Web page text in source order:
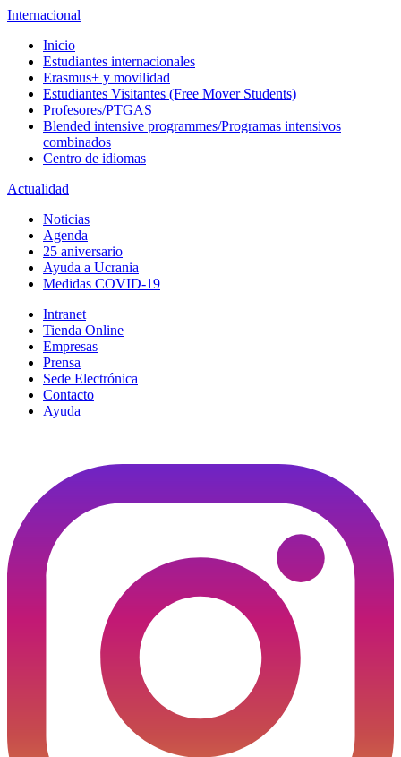
Internacional
Inicio
Estudiantes internacionales
Erasmus+ y movilidad
Estudiantes Visitantes (Free Mover Students)
Profesores/PTGAS
Blended intensive programmes/Programas intensivos
combinados
Centro de idiomas
Actualidad
Noticias
Agenda
25 aniversario
Ayuda a Ucrania
Medidas COVID-19
Intranet
Tienda Online
Empresas
Prensa
Sede Electrónica
Contacto
Ayuda